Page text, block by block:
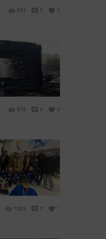
533 0 0
878 0 0
1083 0 1